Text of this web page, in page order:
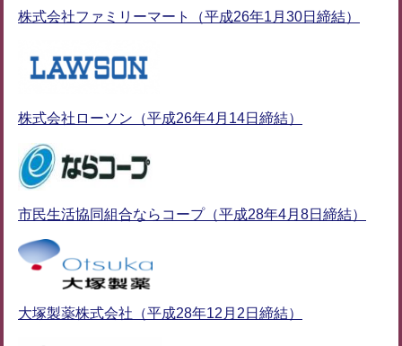
株式会社ファミリーマート（平成26年1月30日締結）
株式会社ローソン（平成26年4月14日締結）
市民生活協同組合ならコープ（平成28年4月8日締結）
大塚製薬株式会社（平成28年12月2日締結）